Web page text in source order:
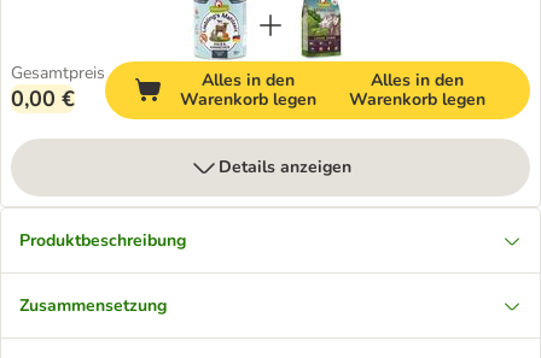
Gesamtpreis
0,00 €
Alles in den
Warenkorb legen
Alles in den
Warenkorb legen
Details anzeigen
Produktbeschreibung
Zusammensetzung